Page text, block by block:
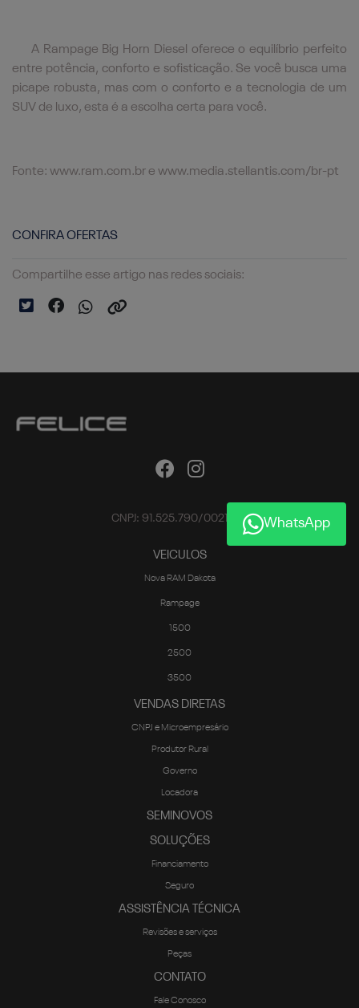
A Rampage Big Horn Diesel oferece o equilíbrio perfeito
entre potência, conforto e sofisticação. Se você busca uma
picape robusta, mas com o conforto e a tecnologia de um
SUV de luxo, esta é a escolha certa para você.
Fonte: www.ram.com.br e www.media.stellantis.com/br-pt
CONFIRA OFERTAS
Compartilhe esse artigo nas redes sociais:
CNPJ: 91.525.790/0021-28
VEICULOS
Nova RAM Dakota
Rampage
1500
2500
3500
VENDAS DIRETAS
CNPJ e Microempresário
Produtor Rural
Governo
Locadora
SEMINOVOS
SOLUÇÕES
Financiamento
Seguro
ASSISTÊNCIA TÉCNICA
Revisões e serviços
Peças
CONTATO
Fale Conosco
WhatsApp